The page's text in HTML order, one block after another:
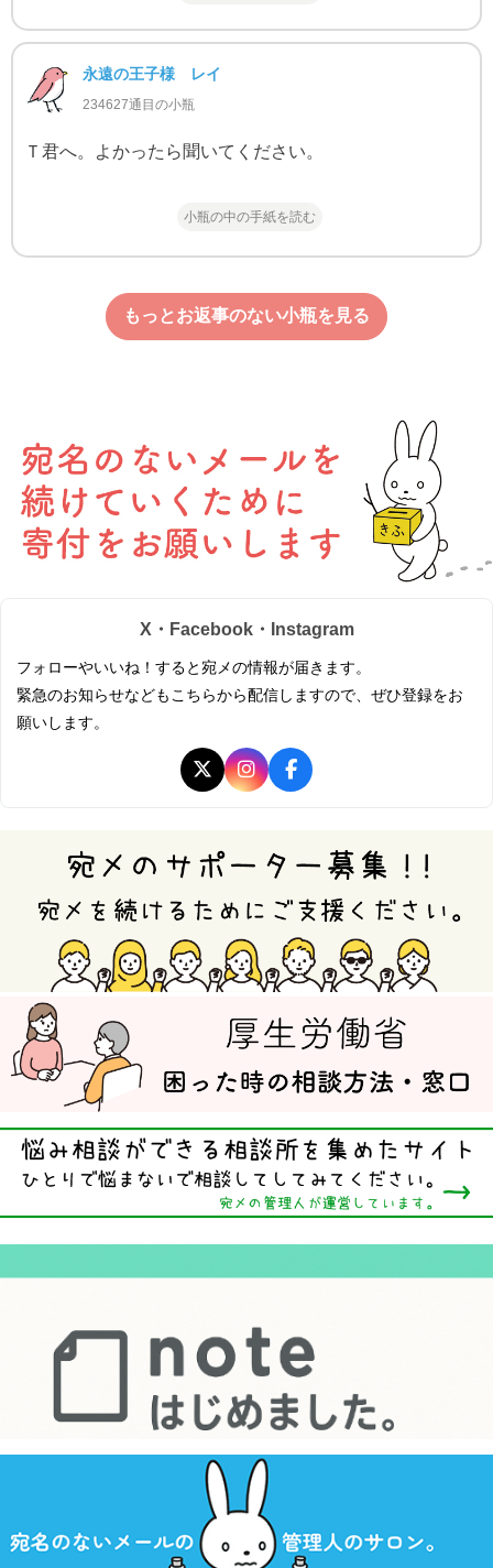
永遠の王子様 レイ
234627通目の小瓶
Ｔ君へ。よかったら聞いてください。
小瓶の中の手紙を読む
もっとお返事のない小瓶を見る
X・Facebook・Instagram
フォローやいいね！すると宛メの情報が届きます。
緊急のお知らせなどもこちらから配信しますので、ぜひ登録をお
願いします。